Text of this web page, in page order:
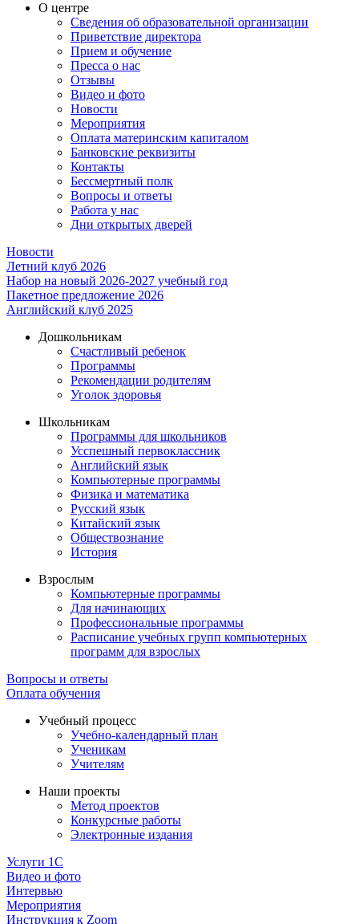
О центре
Сведения об образовательной организации
Приветствие директора
Прием и обучение
Пресса о нас
Отзывы
Видео и фото
Новости
Мероприятия
Оплата материнским капиталом
Банковские реквизиты
Контакты
Бессмертный полк
Вопросы и ответы
Работа у нас
Дни открытых дверей
Новости
Летний клуб 2026
Набор на новый 2026-2027 учебный год
Пакетное предложение 2026
Английский клуб 2025
Дошкольникам
Счастливый ребенок
Программы
Рекомендации родителям
Уголок здоровья
Школьникам
Программы для школьников
Усспешный первоклассник
Английский язык
Компьютерные программы
Физика и математика
Русский язык
Китайский язык
Обществознание
История
Взрослым
Компьютерные программы
Для начинающих
Профессиональные программы
Расписание учебных групп компьютерных
программ для взрослых
Вопросы и ответы
Оплата обучения
Учебный процесс
Учебно-календарный план
Ученикам
Учителям
Наши проекты
Метод проектов
Конкурсные работы
Электронные издания
Услуги 1C
Видео и фото
Интервью
Мероприятия
Инструкция к Zoom